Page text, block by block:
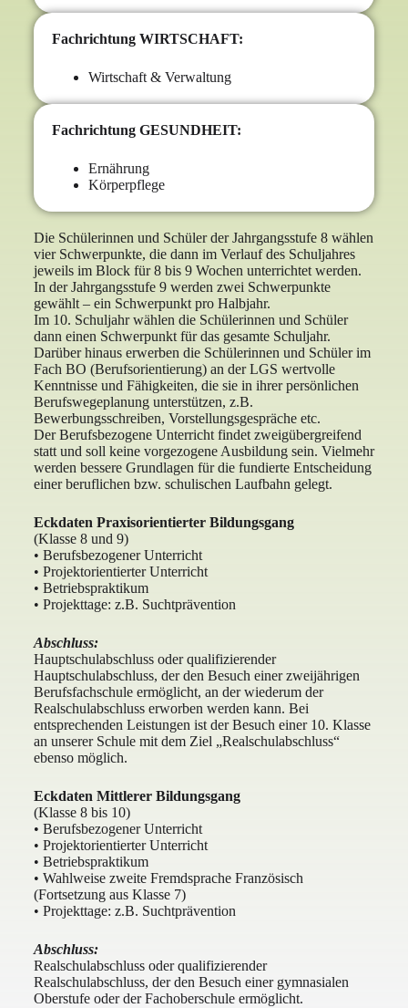
Fachrichtung WIRTSCHAFT:
Wirtschaft & Verwaltung
Fachrichtung GESUNDHEIT:
Ernährung
Körperpflege
Die Schülerinnen und Schüler der Jahrgangsstufe 8 wählen
vier Schwerpunkte, die dann im Verlauf des Schuljahres
jeweils im Block für 8 bis 9 Wochen unterrichtet werden.
In der Jahrgangsstufe 9 werden zwei Schwerpunkte
gewählt – ein Schwerpunkt pro Halbjahr.
Im 10. Schuljahr wählen die Schülerinnen und Schüler
dann einen Schwerpunkt für das gesamte Schuljahr.
Darüber hinaus erwerben die Schülerinnen und Schüler im
Fach BO (Berufsorientierung) an der LGS wertvolle
Kenntnisse und Fähigkeiten, die sie in ihrer persönlichen
Berufswegeplanung unterstützen, z.B.
Bewerbungsschreiben, Vorstellungsgespräche etc.
Der Berufsbezogene Unterricht findet zweigübergreifend
statt und soll keine vorgezogene Ausbildung sein. Vielmehr
werden bessere Grundlagen für die fundierte Entscheidung
einer beruflichen bzw. schulischen Laufbahn gelegt.
Eckdaten Praxisorientierter Bildungsgang
(Klasse 8 und 9)
• Berufsbezogener Unterricht
• Projektorientierter Unterricht
• Betriebspraktikum
• Projekttage: z.B. Suchtprävention
Abschluss:
Hauptschulabschluss oder qualifizierender
Hauptschulabschluss, der den Besuch einer zweijährigen
Berufsfachschule ermöglicht, an der wiederum der
Realschulabschluss erworben werden kann. Bei
entsprechenden Leistungen ist der Besuch einer 10. Klasse
an unserer Schule mit dem Ziel „Realschulabschluss“
ebenso möglich.
Eckdaten Mittlerer Bildungsgang
(Klasse 8 bis 10)
• Berufsbezogener Unterricht
• Projektorientierter Unterricht
• Betriebspraktikum
• Wahlweise zweite Fremdsprache Französisch
(Fortsetzung aus Klasse 7)
• Projekttage: z.B. Suchtprävention
Abschluss:
Realschulabschluss oder qualifizierender
Realschulabschluss, der den Besuch einer gymnasialen
Oberstufe oder der Fachoberschule ermöglicht.